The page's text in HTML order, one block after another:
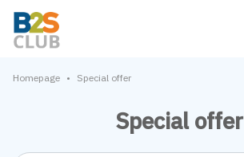
Homepage • Special offer
Special offer